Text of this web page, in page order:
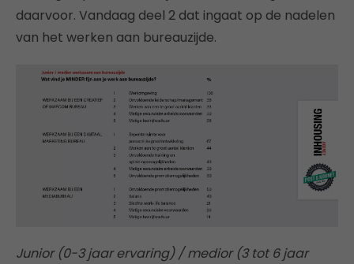
daarvoor. Vandaag deel 2 dat ingaat op de nadelen
van het werken aan bureauzijde.
Junior (0-3 jaar ervaring) / medior (3 tot 6 jaar